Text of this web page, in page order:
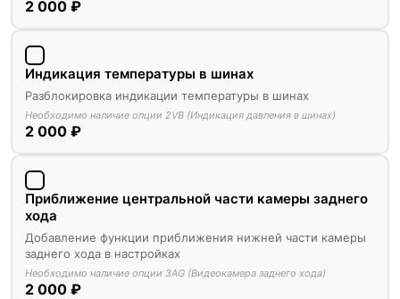
2 000 ₽
Индикация температуры в шинах
Разблокировка индикации температуры в шинах
Необходимо наличие опции 2VB (Индикация давления в шинах)
2 000 ₽
Приближение центральной части камеры заднего
хода
Добавление функции приближения нижней части камеры
заднего хода в настройках
Необходимо наличие опции 3AG (Видеокамера заднего хода)
2 000 ₽